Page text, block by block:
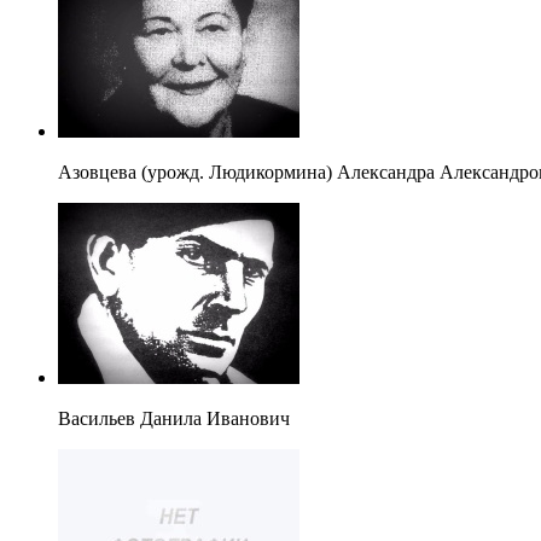
Азовцева (урожд. Людикормина) Александра
Васильев Данила Иванович